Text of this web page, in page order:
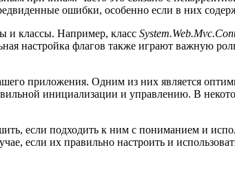
ошибки, особенно если в них
и классы. Например, класс
настройка флагов также играют важную
приложения. Одним из них является
инициализации и управлению. В
если подходить к ним с пониманием и
если их правильно настроить и